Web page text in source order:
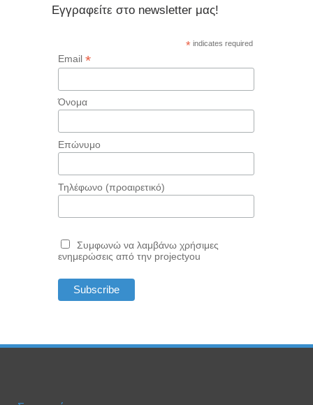
Εγγραφείτε στο newsletter μας!
* indicates required
Email *
Όνομα
Επώνυμο
Τηλέφωνο (προαιρετικό)
Συμφωνώ να λαμβάνω χρήσιμες
ενημερώσεις από την projectyou